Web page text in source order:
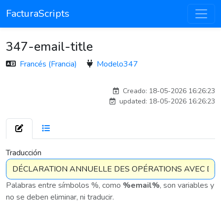
FacturaScripts
347-email-title
Francés (Francia) Modelo347
Creado: 18-05-2026 16:26:23
updated: 18-05-2026 16:26:23
Traducción
Palabras entre símbolos %, como %email%, son variables y
no se deben eliminar, ni traducir.